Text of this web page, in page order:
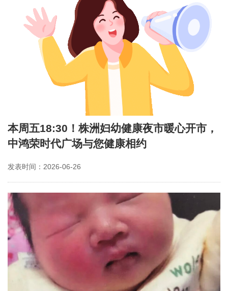
本周五18:30！株洲妇幼健康夜市暖心开市，
中鸿荣时代广场与您健康相约
发表时间：2026-06-26